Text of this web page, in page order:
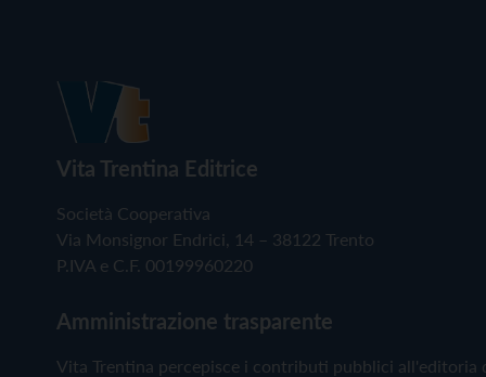
Vita Trentina Editrice
Società Cooperativa
Via Monsignor Endrici, 14 – 38122 Trento
P.IVA e C.F. 00199960220
Amministrazione trasparente
Vita Trentina percepisce i contributi pubblici all'editoria